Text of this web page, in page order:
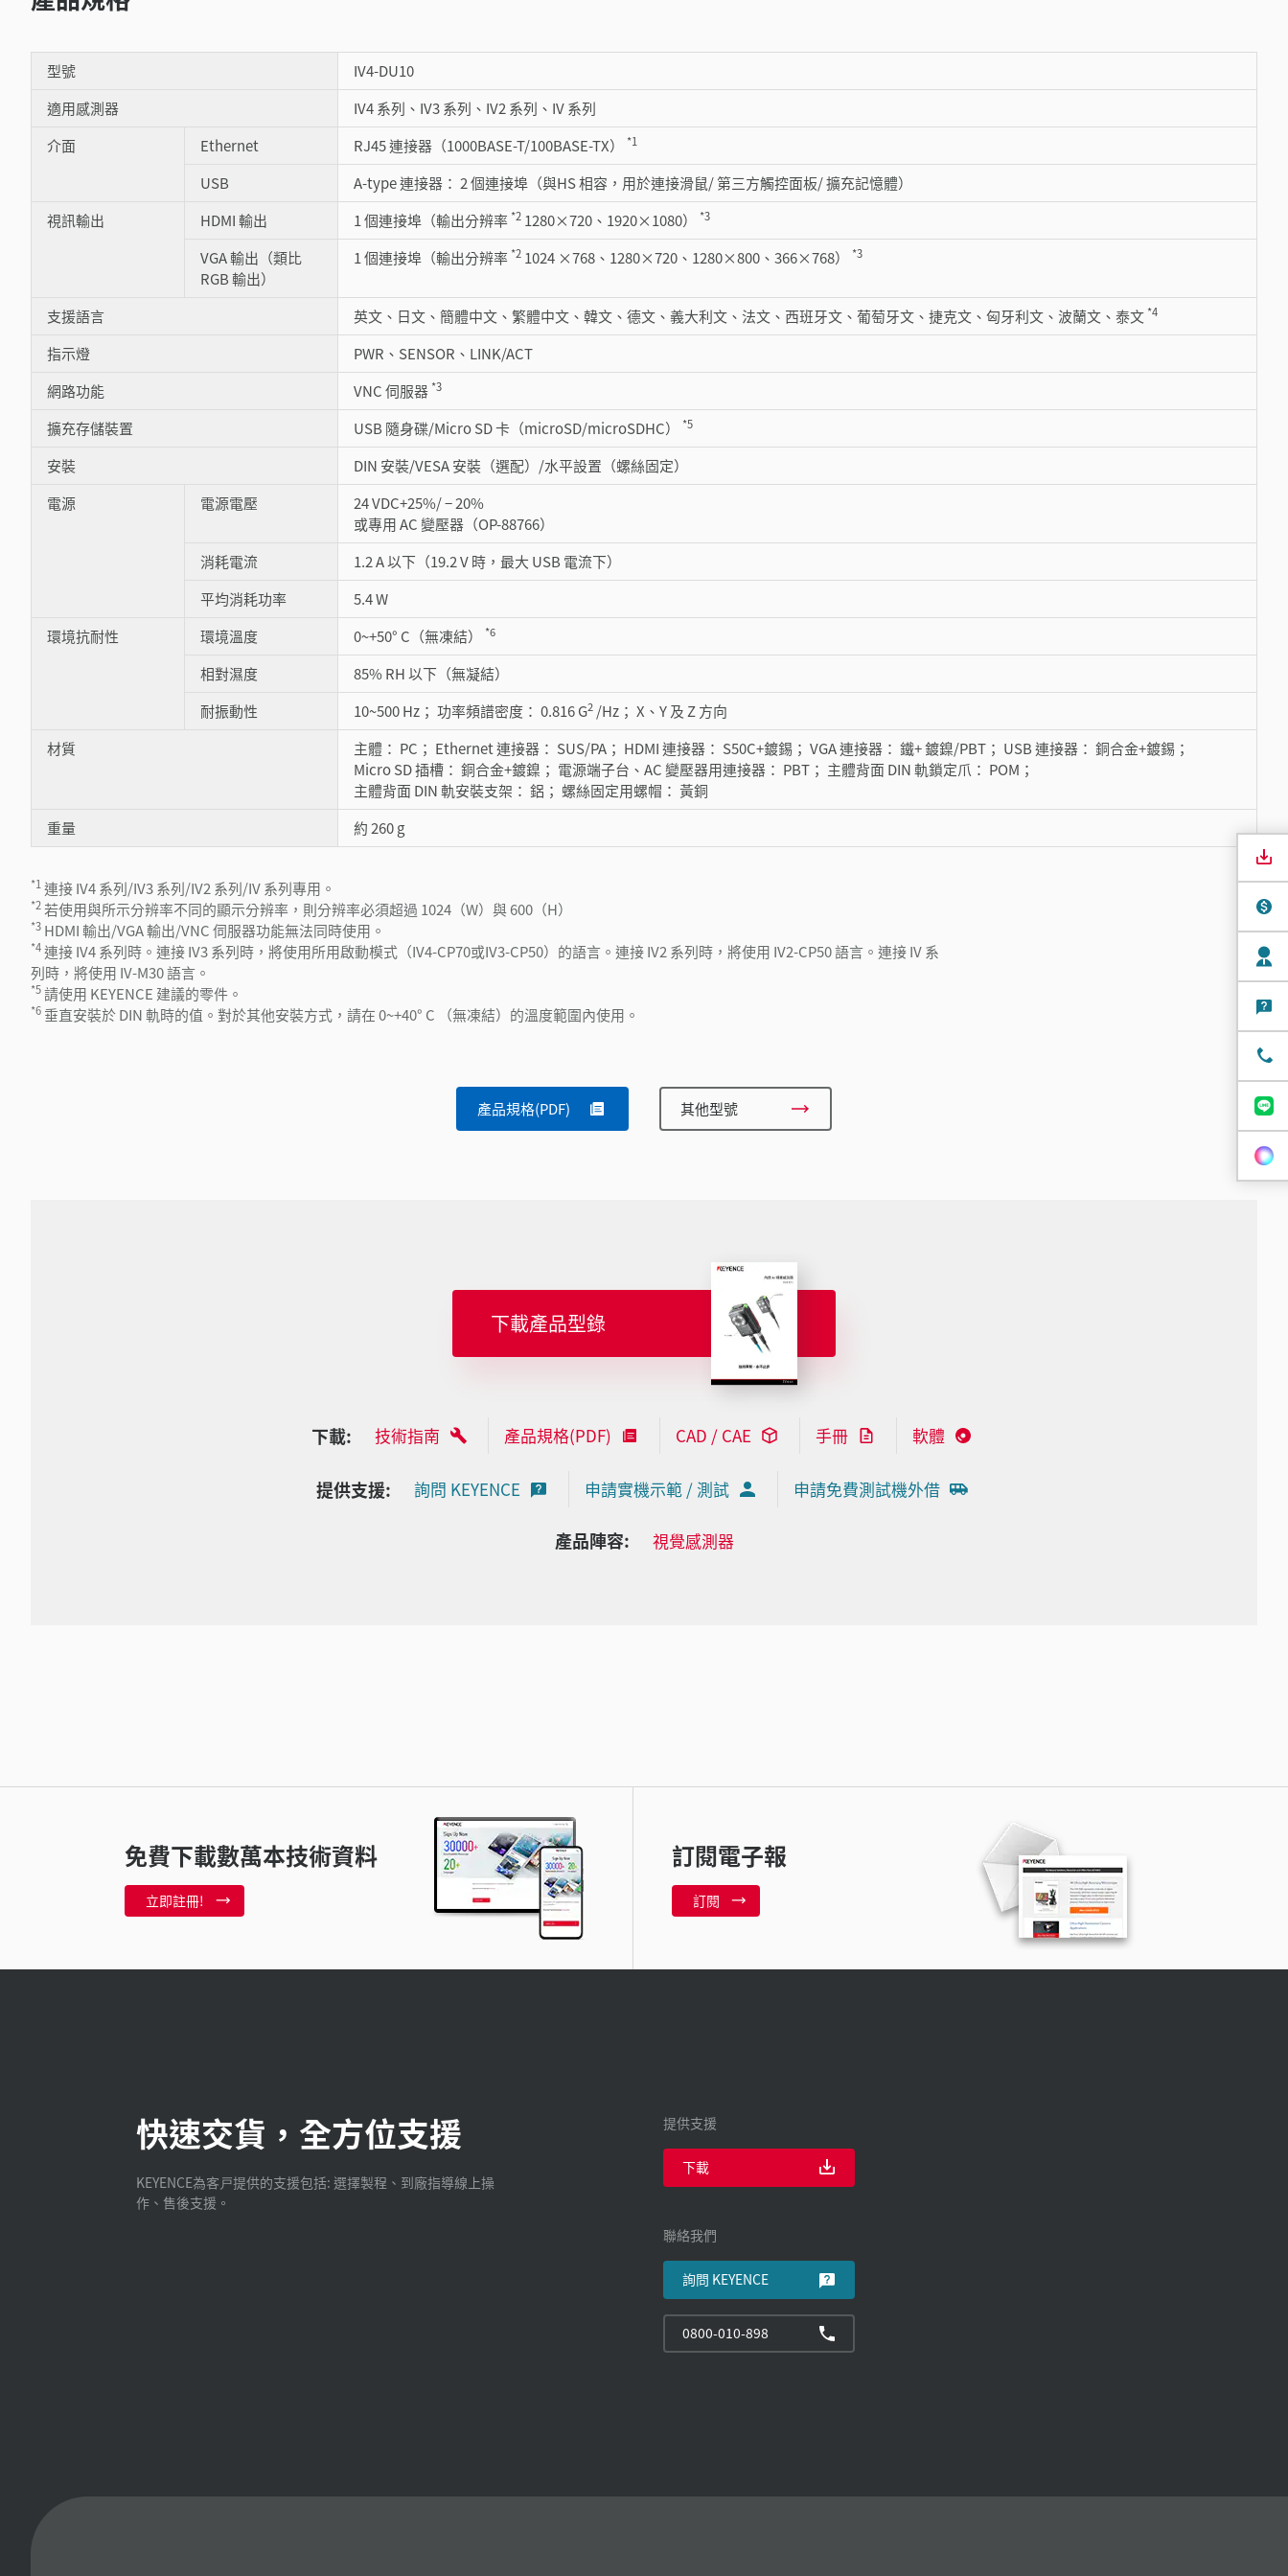
型號
IV4-DU10
適用感測器
IV4 系列、IV3 系列、IV2 系列、IV 系列
介面
Ethernet RJ45 連接器（1000BASE-T/100BASE-TX） *1
USB
A-type 連接器： 2 個連接埠（與HS 相容，用於連接滑鼠/ 第三方觸控面板/ 擴充記憶體）
視訊輸出
HDMI 輸出 1 個連接埠（輸出分辨率 *2 1280×720、1920×1080） *3
VGA 輸出（類比
RGB 輸出）
1 個連接埠（輸出分辨率 *2 1024 ×768、1280×720、1280×800、366×768） *3
支援語言 英文、日文、簡體中文、繁體中文、韓文、德文、義大利文、法文、西班牙文、葡萄牙文、捷克文、匈牙利文、波蘭文、泰文 *4
指示燈
PWR、SENSOR、LINK/ACT
網路功能
VNC 伺服器 *3
擴充存儲裝置 USB 隨身碟/Micro SD 卡（microSD/microSDHC） *5
安裝
DIN 安裝/VESA 安裝（選配）/水平設置（螺絲固定）
電源
電源電壓
24 VDC+25%/ − 20%
或專用 AC 變壓器（OP-88766）
消耗電流
1.2 A 以下（19.2 V 時，最大 USB 電流下）
平均消耗功率
5.4 W
環境抗耐性
環境溫度 0~+50° C（無凍結） *6
相對濕度
85% RH 以下（無凝結）
耐振動性
10~500 Hz； 功率頻譜密度： 0.816 G2 /Hz； X、Y 及 Z 方向
材質
主體： PC； Ethernet 連接器： SUS/PA； HDMI 連接器： S50C+鍍錫； VGA 連接器： 鐵+ 鍍鎳/PBT； USB 連接器： 銅合金+鍍錫；
Micro SD 插槽： 銅合金+鍍鎳； 電源端子台、AC 變壓器用連接器： PBT； 主體背面 DIN 軌鎖定爪： POM；
主體背面 DIN 軌安裝支架： 鋁； 螺絲固定用螺帽： 黃銅
重量
約 260 g
*1 連接 IV4 系列/IV3 系列/IV2 系列/IV 系列專用。
*2若使用與所示分辨率不同的顯示分辨率，則分辨率必須超過 1024（W）與 600（H）
*3 HDMI 輸出/VGA 輸出/VNC 伺服器功能無法同時使用。
*4連接 IV4 系列時。連接 IV3 系列時，將使用所用啟動模式（IV4-CP70或IV3-CP50）的語言。連接 IV2 系列時，將使用 IV2-CP50 語言。連接 IV 系
列時，將使用 IV-M30 語言。
*5請使用 KEYENCE 建議的零件。
*6 垂直安裝於 DIN 軌時的值。對於其他安裝方式，請在 0~+40° C （無凍結）的溫度範圍內使用。
產品規格(PDF) 其他型號
下載產品型錄
下載: 技術指南 產品規格(PDF) CAD / CAE 手冊 軟體
提供支援: 詢問 KEYENCE 申請實機示範 / 測試 申請免費測試機外借
產品陣容: 視覺感測器
免費下載數萬本技術資料
立即註冊!
訂閱電子報
訂閱
快速交貨，全方位支援
KEYENCE為客戸提供的支援包括: 選擇製程、到廠指導線上操
作、售後支援。
提供支援
下載
聯絡我們
詢問 KEYENCE
0800-010-898